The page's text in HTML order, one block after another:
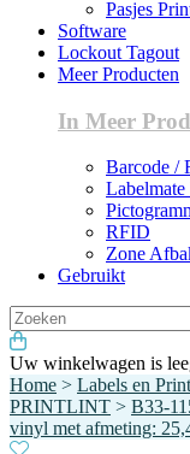
Pasjes
Software
Lockout Tagout
Meer Producten
In Meer
Barcode /
RFID
Zone
Gebruikt
Uw winkelwagen is
Home > Labels en
PRINTLINT > B33-
vinyl met afmeting: